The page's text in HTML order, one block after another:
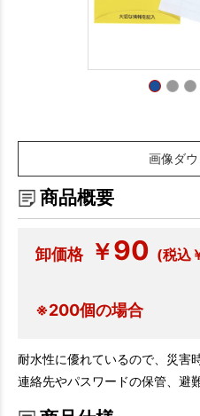
画像ダ
商品概要
卸価格 ￥90 (税込
※200個の場合
耐水性に優れているので、災害
連絡先やパスワードの保管、避